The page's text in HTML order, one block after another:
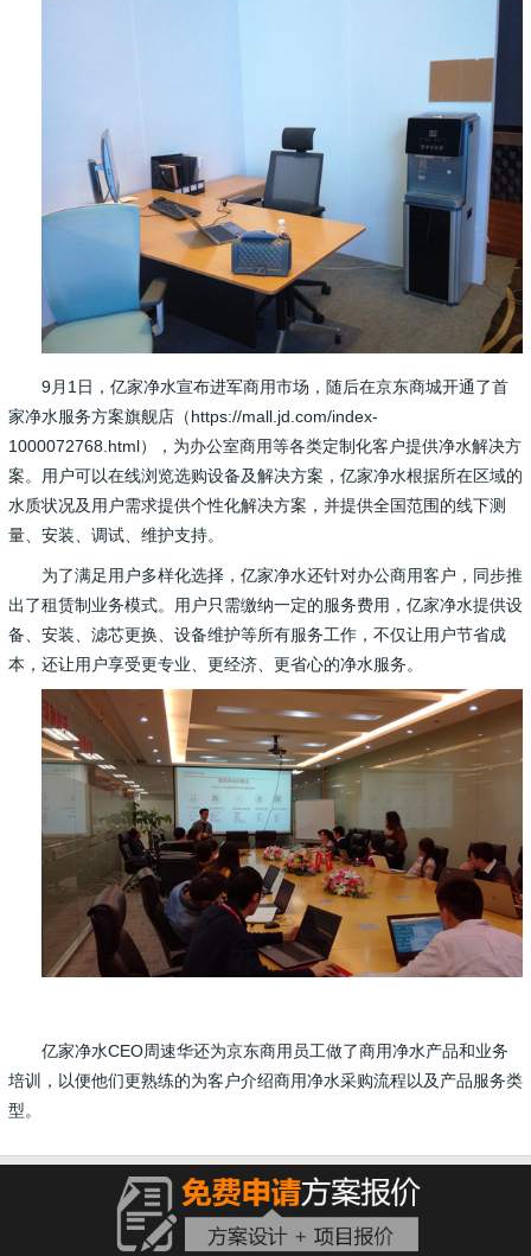
9月1日，亿家净水宣布进军商用市场，随后在京东商城开通了首
家净水服务方案旗舰店（https://mall.jd.com/index-
1000072768.html），为办公室商用等各类定制化客户提供净水解决方
案。用户可以在线浏览选购设备及解决方案，亿家净水根据所在区域的
水质状况及用户需求提供个性化解决方案，并提供全国范围的线下测
量、安装、调试、维护支持。
为了满足用户多样化选择，亿家净水还针对办公商用客户，同步推
出了租赁制业务模式。用户只需缴纳一定的服务费用，亿家净水提供设
备、安装、滤芯更换、设备维护等所有服务工作，不仅让用户节省成
本，还让用户享受更专业、更经济、更省心的净水服务。
亿家净水CEO周速华还为京东商用员工做了商用净水产品和业务
培训，以便他们更熟练的为客户介绍商用净水采购流程以及产品服务类
型。